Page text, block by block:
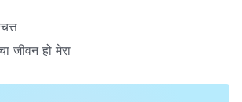
जीवन हो मेरा